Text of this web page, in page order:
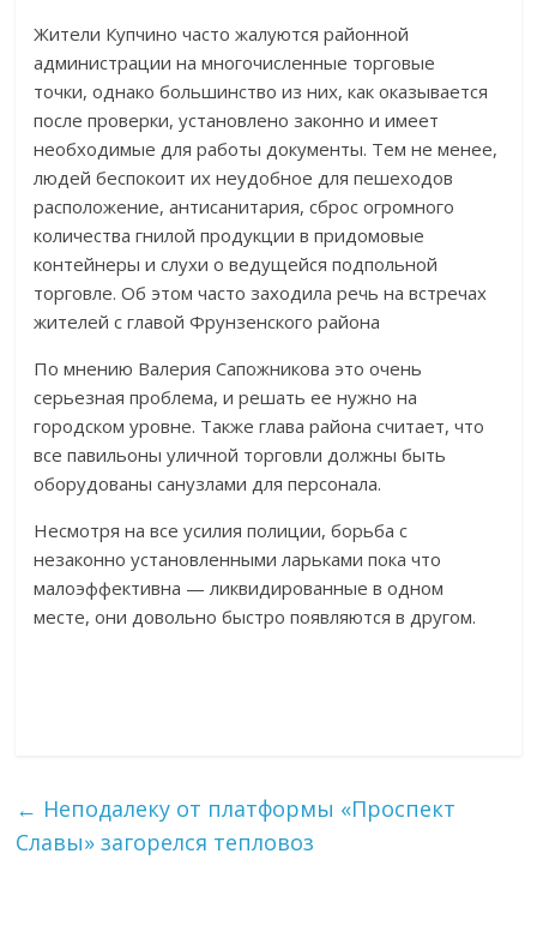
Жители Купчино часто жалуются районной
администрации на многочисленные торговые
точки, однако большинство из них, как оказывается
после проверки, установлено законно и имеет
необходимые для работы документы. Тем не менее,
людей беспокоит их неудобное для пешеходов
расположение, антисанитария, сброс огромного
количества гнилой продукции в придомовые
контейнеры и слухи о ведущейся подпольной
торговле. Об этом часто заходила речь на встречах
жителей с главой Фрунзенского района
По мнению Валерия Сапожникова это очень
серьезная проблема, и решать ее нужно на
городском уровне. Также глава района считает, что
все павильоны уличной торговли должны быть
оборудованы санузлами для персонала.
Несмотря на все усилия полиции, борьба с
незаконно установленными ларьками пока что
малоэффективна — ликвидированные в одном
месте, они довольно быстро появляются в другом.
← Неподалеку от платформы «Проспект
Славы» загорелся тепловоз